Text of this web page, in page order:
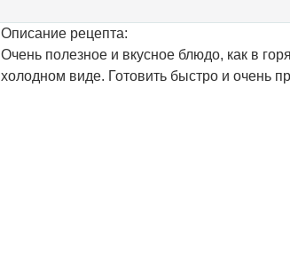
Описание рецепта:
Очень полезное и вкусное блюдо, как в
холодном виде. Готовить быстро и очень